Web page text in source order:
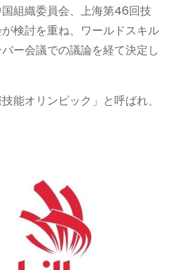
組織委員会、上海第46回技
検討を重ね、ワールドスキル
ー会議での議論を経て決定し
能オリンピック」と呼ばれ、